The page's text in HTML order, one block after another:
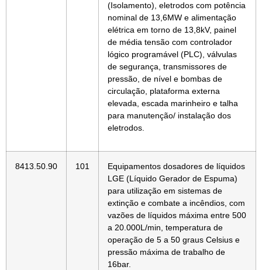
(Isolamento), eletrodos com potência
nominal de 13,6MW e alimentação
elétrica em torno de 13,8kV, painel
de média tensão com controlador
lógico programável (PLC), válvulas
de segurança, transmissores de
pressão, de nível e bombas de
circulação, plataforma externa
elevada, escada marinheiro e talha
para manutenção/ instalação dos
eletrodos.
8413.50.90 101
Equipamentos dosadores de líquidos
LGE (Líquido Gerador de Espuma)
para utilização em sistemas de
extinção e combate a incêndios, com
vazões de líquidos máxima entre 500
a 20.000L/min, temperatura de
operação de 5 a 50 graus Celsius e
pressão máxima de trabalho de
16bar.